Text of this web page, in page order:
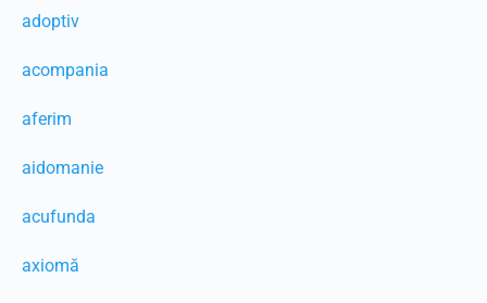
adoptiv
acompania
aferim
aidomanie
acufunda
axiomă